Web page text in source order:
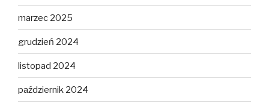
marzec 2025
grudzień 2024
listopad 2024
październik 2024